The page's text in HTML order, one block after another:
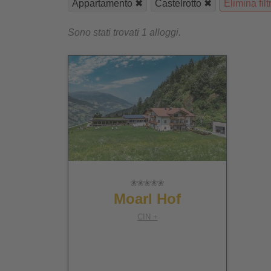
Appartamento Castelrotto Elimina
Sono stati trovati 1 alloggi.
Moarl Hof
CIN +